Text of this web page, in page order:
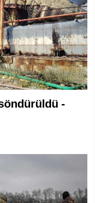
-